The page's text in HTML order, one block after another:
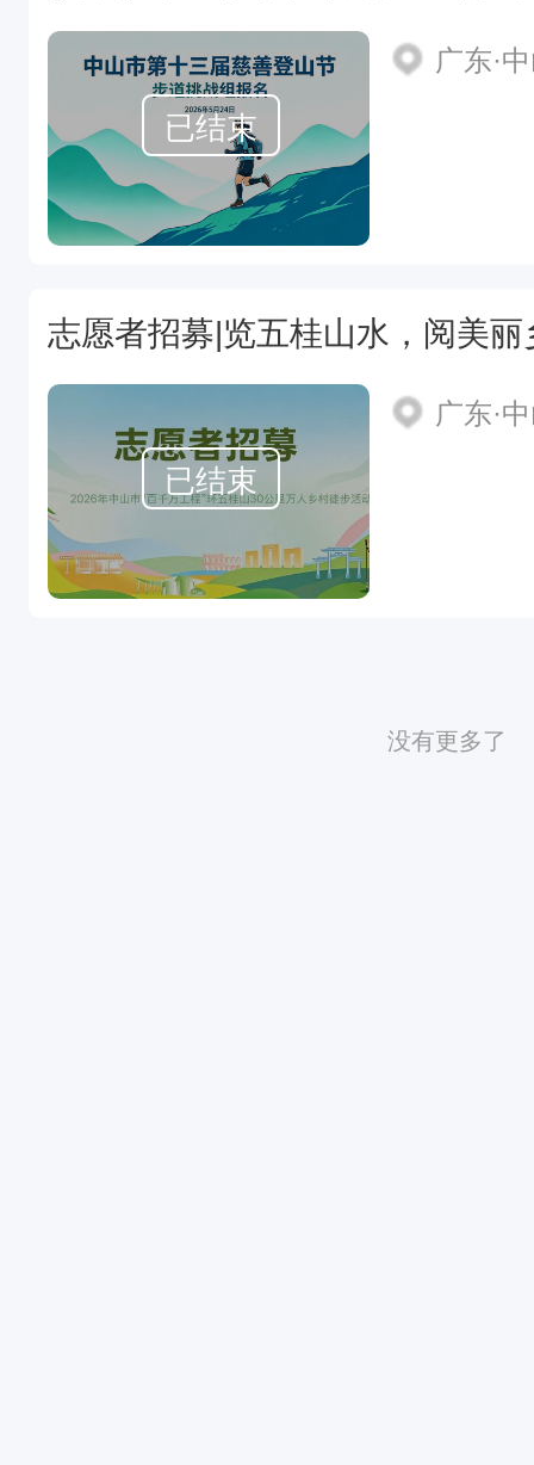
已结束
广东·
已结束
广东·
没有更多了